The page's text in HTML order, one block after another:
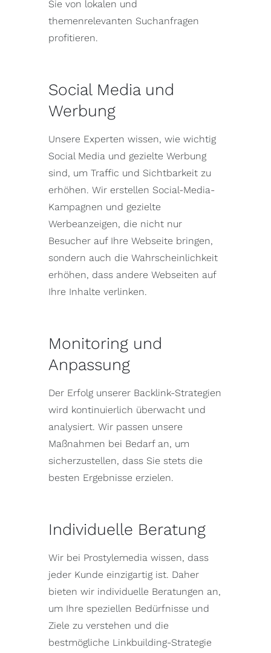
Sie von lokalen und
themenrelevanten Suchanfragen
profitieren.
Social Media und
Werbung
Unsere Experten wissen, wie wichtig
Social Media und gezielte Werbung
sind, um Traffic und Sichtbarkeit zu
erhöhen. Wir erstellen Social-Media-
Kampagnen und gezielte
Werbeanzeigen, die nicht nur
Besucher auf Ihre Webseite bringen,
sondern auch die Wahrscheinlichkeit
erhöhen, dass andere Webseiten auf
Ihre Inhalte verlinken.
Monitoring und
Anpassung
Der Erfolg unserer Backlink-Strategien
wird kontinuierlich überwacht und
analysiert. Wir passen unsere
Maßnahmen bei Bedarf an, um
sicherzustellen, dass Sie stets die
besten Ergebnisse erzielen.
Individuelle Beratung
Wir bei Prostylemedia wissen, dass
jeder Kunde einzigartig ist. Daher
bieten wir individuelle Beratungen an,
um Ihre speziellen Bedürfnisse und
Ziele zu verstehen und die
bestmögliche Linkbuilding-Strategie